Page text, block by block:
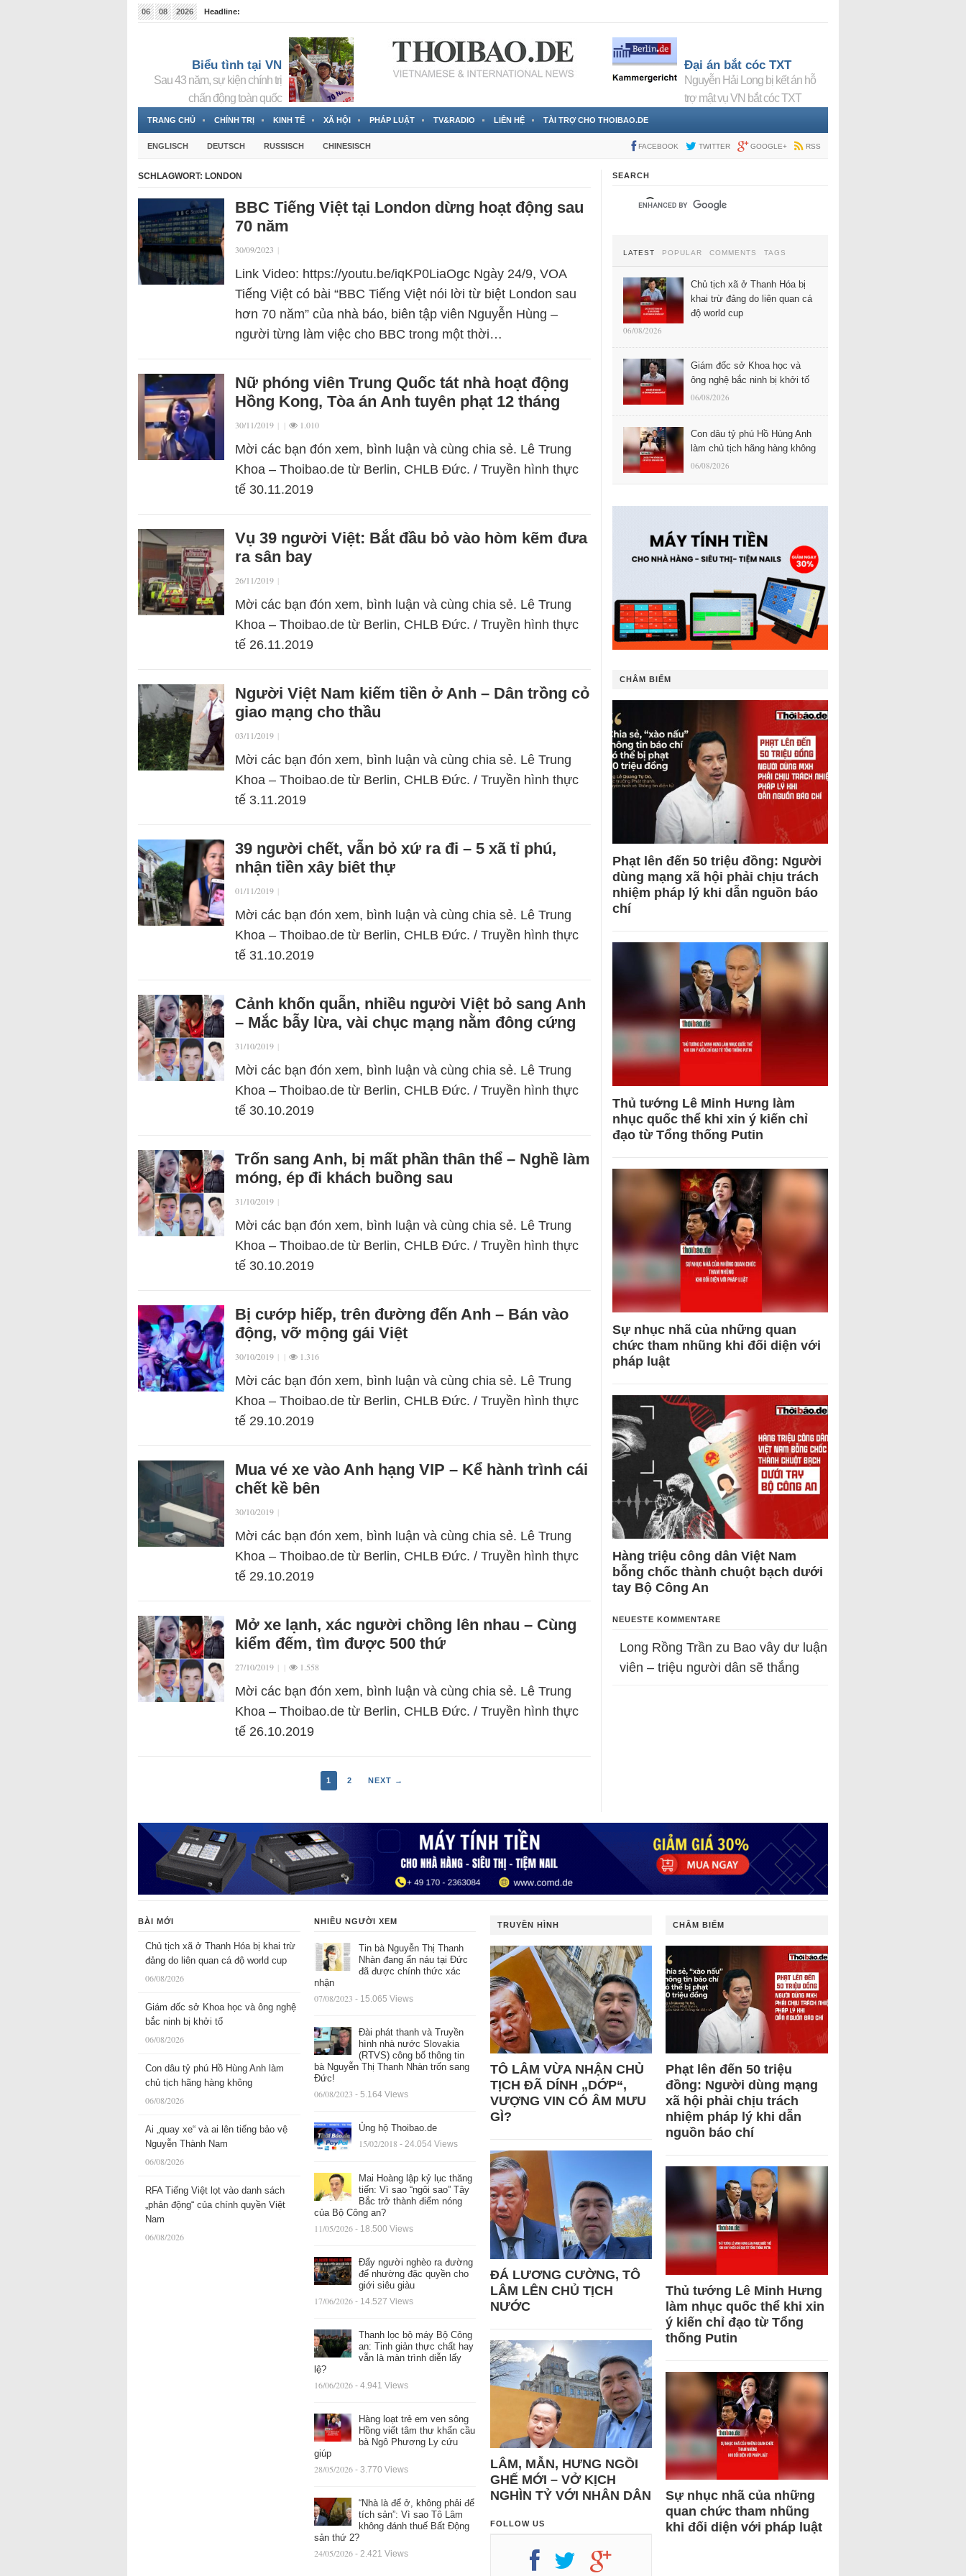
06 08 2026
Headline:
Biểu tình tại VN
Sau 43 năm, sự kiện chính trị
chấn động toàn quốc
Đại án bắt cóc TXT
Nguyễn Hải Long bị kết án hỗ
trợ mật vụ VN bắt cóc TXT
TRANG CHỦ CHÍNH TRỊ KINH TẾ XÃ HỘI PHÁP LUẬT TV&RADIO LIÊN HỆ TÀI TRỢ CHO THOIBAO.DE
ENGLISCH DEUTSCH RUSSISCH CHINESISCH FACEBOOK TWITTER GOOGLE+ RSS
SCHLAGWORT: LONDON
BBC Tiếng Việt tại London dừng hoạt động sau
70 năm
30/09/2023 |
Link Video: https://youtu.be/iqKP0LiaOgc Ngày 24/9, VOA
Tiếng Việt có bài “BBC Tiếng Việt nói lời từ biệt London sau
hơn 70 năm” của nhà báo, biên tập viên Nguyễn Hùng –
người từng làm việc cho BBC trong một thời…
Nữ phóng viên Trung Quốc tát nhà hoạt động
Hồng Kong, Tòa án Anh tuyên phạt 12 tháng
30/11/2019 | | 1.010
Mời các bạn đón xem, bình luận và cùng chia sẻ. Lê Trung
Khoa – Thoibao.de từ Berlin, CHLB Đức. / Truyền hình thực
tế 30.11.2019
Vụ 39 người Việt: Bắt đầu bỏ vào hòm kẽm đưa
ra sân bay
26/11/2019 |
Mời các bạn đón xem, bình luận và cùng chia sẻ. Lê Trung
Khoa – Thoibao.de từ Berlin, CHLB Đức. / Truyền hình thực
tế 26.11.2019
Người Việt Nam kiếm tiền ở Anh – Dân trồng cỏ
giao mạng cho thầu
03/11/2019 |
Mời các bạn đón xem, bình luận và cùng chia sẻ. Lê Trung
Khoa – Thoibao.de từ Berlin, CHLB Đức. / Truyền hình thực
tế 3.11.2019
39 người chết, vẫn bỏ xứ ra đi – 5 xã tỉ phú,
nhận tiền xây biêt thự
01/11/2019 |
Mời các bạn đón xem, bình luận và cùng chia sẻ. Lê Trung
Khoa – Thoibao.de từ Berlin, CHLB Đức. / Truyền hình thực
tế 31.10.2019
Cảnh khốn quẫn, nhiều người Việt bỏ sang Anh
– Mắc bẫy lừa, vài chục mạng nằm đông cứng
31/10/2019 |
Mời các bạn đón xem, bình luận và cùng chia sẻ. Lê Trung
Khoa – Thoibao.de từ Berlin, CHLB Đức. / Truyền hình thực
tế 30.10.2019
Trốn sang Anh, bị mất phần thân thể – Nghề làm
móng, ép đi khách buồng sau
31/10/2019 |
Mời các bạn đón xem, bình luận và cùng chia sẻ. Lê Trung
Khoa – Thoibao.de từ Berlin, CHLB Đức. / Truyền hình thực
tế 30.10.2019
Bị cướp hiếp, trên đường đến Anh – Bán vào
động, vỡ mộng gái Việt
30/10/2019 | | 1.316
Mời các bạn đón xem, bình luận và cùng chia sẻ. Lê Trung
Khoa – Thoibao.de từ Berlin, CHLB Đức. / Truyền hình thực
tế 29.10.2019
Mua vé xe vào Anh hạng VIP – Kể hành trình cái
chết kề bên
30/10/2019 |
Mời các bạn đón xem, bình luận và cùng chia sẻ. Lê Trung
Khoa – Thoibao.de từ Berlin, CHLB Đức. / Truyền hình thực
tế 29.10.2019
Mở xe lạnh, xác người chồng lên nhau – Cùng
kiểm đếm, tìm được 500 thứ
27/10/2019 | | 1.558
Mời các bạn đón xem, bình luận và cùng chia sẻ. Lê Trung
Khoa – Thoibao.de từ Berlin, CHLB Đức. / Truyền hình thực
tế 26.10.2019
1 2 NEXT →
SEARCH
LATEST POPULAR COMMENTS TAGS
Chủ tịch xã ở Thanh Hóa bị
khai trừ đảng do liên quan cá
độ world cup
06/08/2026
Giám đốc sở Khoa học và
ông nghệ bắc ninh bị khởi tố
06/08/2026
Con dâu tỷ phú Hồ Hùng Anh
làm chủ tịch hãng hàng không
06/08/2026
CHÂM BIẾM
Phạt lên đến 50 triệu đồng: Người
dùng mạng xã hội phải chịu trách
nhiệm pháp lý khi dẫn nguồn báo
chí
Thủ tướng Lê Minh Hưng làm
nhục quốc thể khi xin ý kiến chỉ
đạo từ Tổng thống Putin
Sự nhục nhã của những quan
chức tham nhũng khi đối diện với
pháp luật
Hàng triệu công dân Việt Nam
bỗng chốc thành chuột bạch dưới
tay Bộ Công An
NEUESTE KOMMENTARE
Long Rồng Trần zu Bao vây dư luận
viên – triệu người dân sẽ thắng
BÀI MỚI
Chủ tịch xã ở Thanh Hóa bị khai trừ
đảng do liên quan cá độ world cup
06/08/2026
Giám đốc sở Khoa học và ông nghệ
bắc ninh bị khởi tố
06/08/2026
Con dâu tỷ phú Hồ Hùng Anh làm
chủ tịch hãng hàng không
06/08/2026
Ai „quay xe“ và ai lên tiếng bảo vệ
Nguyễn Thành Nam
06/08/2026
RFA Tiếng Việt lọt vào danh sách
„phản động“ của chính quyền Việt
Nam
06/08/2026
NHIỀU NGƯỜI XEM
Tin bà Nguyễn Thị Thanh
Nhàn đang ẩn náu tại Đức
đã được chính thức xác
nhận
07/08/2023 - 15.065 Views
Đài phát thanh và Truyền
hình nhà nước Slovakia
(RTVS) công bố thông tin
bà Nguyễn Thị Thanh Nhàn trốn sang
Đức!
06/08/2023 - 5.164 Views
Ủng hộ Thoibao.de
15/02/2018 - 24.054 Views
Mai Hoàng lập kỷ lục thăng
tiến: Vì sao “ngôi sao” Tây
Bắc trở thành điểm nóng
của Bộ Công an?
11/05/2026 - 18.500 Views
Đẩy người nghèo ra đường
để nhường đặc quyền cho
giới siêu giàu
17/06/2026 - 14.527 Views
Thanh lọc bộ máy Bộ Công
an: Tinh giản thực chất hay
vẫn là màn trình diễn lấy
lệ?
16/06/2026 - 4.941 Views
Hàng loạt trẻ em ven sông
Hồng viết tâm thư khẩn cầu
bà Ngô Phương Ly cứu
giúp
28/05/2026 - 3.770 Views
“Nhà là để ở, không phải để
tích sản”: Vì sao Tô Lâm
không đánh thuế Bất Động
sản thứ 2?
24/05/2026 - 2.421 Views
TRUYỀN HÌNH
TÔ LÂM VỪA NHẬN CHỦ
TỊCH ĐÃ DÍNH „DỚP“,
VƯỢNG VIN CÓ ÂM MƯU
GÌ?
ĐÁ LƯƠNG CƯỜNG, TÔ
LÂM LÊN CHỦ TỊCH
NƯỚC
LÂM, MẪN, HƯNG NGỒI
GHẾ MỚI – VỞ KỊCH
NGHÌN TỶ VỚI NHÂN DÂN
FOLLOW US
CHÂM BIẾM
Phạt lên đến 50 triệu
đồng: Người dùng mạng
xã hội phải chịu trách
nhiệm pháp lý khi dẫn
nguồn báo chí
Thủ tướng Lê Minh Hưng
làm nhục quốc thể khi xin
ý kiến chỉ đạo từ Tổng
thống Putin
Sự nhục nhã của những
quan chức tham nhũng
khi đối diện với pháp luật